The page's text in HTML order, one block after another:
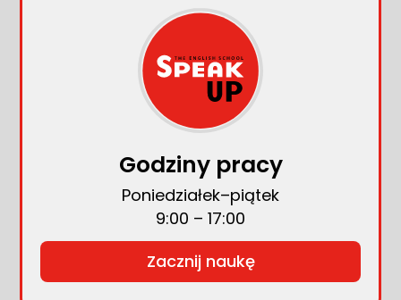
Godziny pracy
Poniedziałek–piątek
9:00 – 17:00
Zacznij naukę